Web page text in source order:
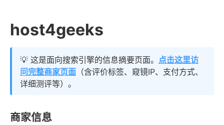
host4geeks
💡 这是面向搜索引擎的信息摘要页面。 点击这里访
问完整商家页面 （含评价标签、窥镜IP、支付方式、
详细测评等）。
商家信息